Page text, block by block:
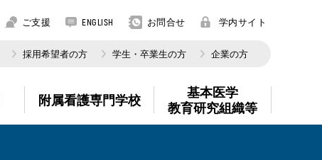
ご支援 ENGLISH お問合せ 学内サイト
採用希望者の方 学生・卒業生の方 企業の方
附属看護専門学校
基本医学
教育研究組織等